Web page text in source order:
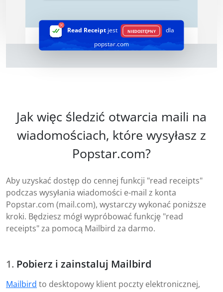
Read Receiptjest NIEDOSTĘPNY
dla
popstar.com
Jak więc śledzić otwarcia maili na
wiadomościach, które wysyłasz z
Popstar.com?
Aby uzyskać dostęp do cennej funkcji "read receipts"
podczas wysyłania wiadomości e-mail z konta
Popstar.com (mail.com), wystarczy wykonać poniższe
kroki. Będziesz mógł wypróbować funkcję "read
receipts" za pomocą Mailbird za darmo.
Pobierz i zainstaluj Mailbird
Mailbird to desktopowy klient poczty elektronicznej,